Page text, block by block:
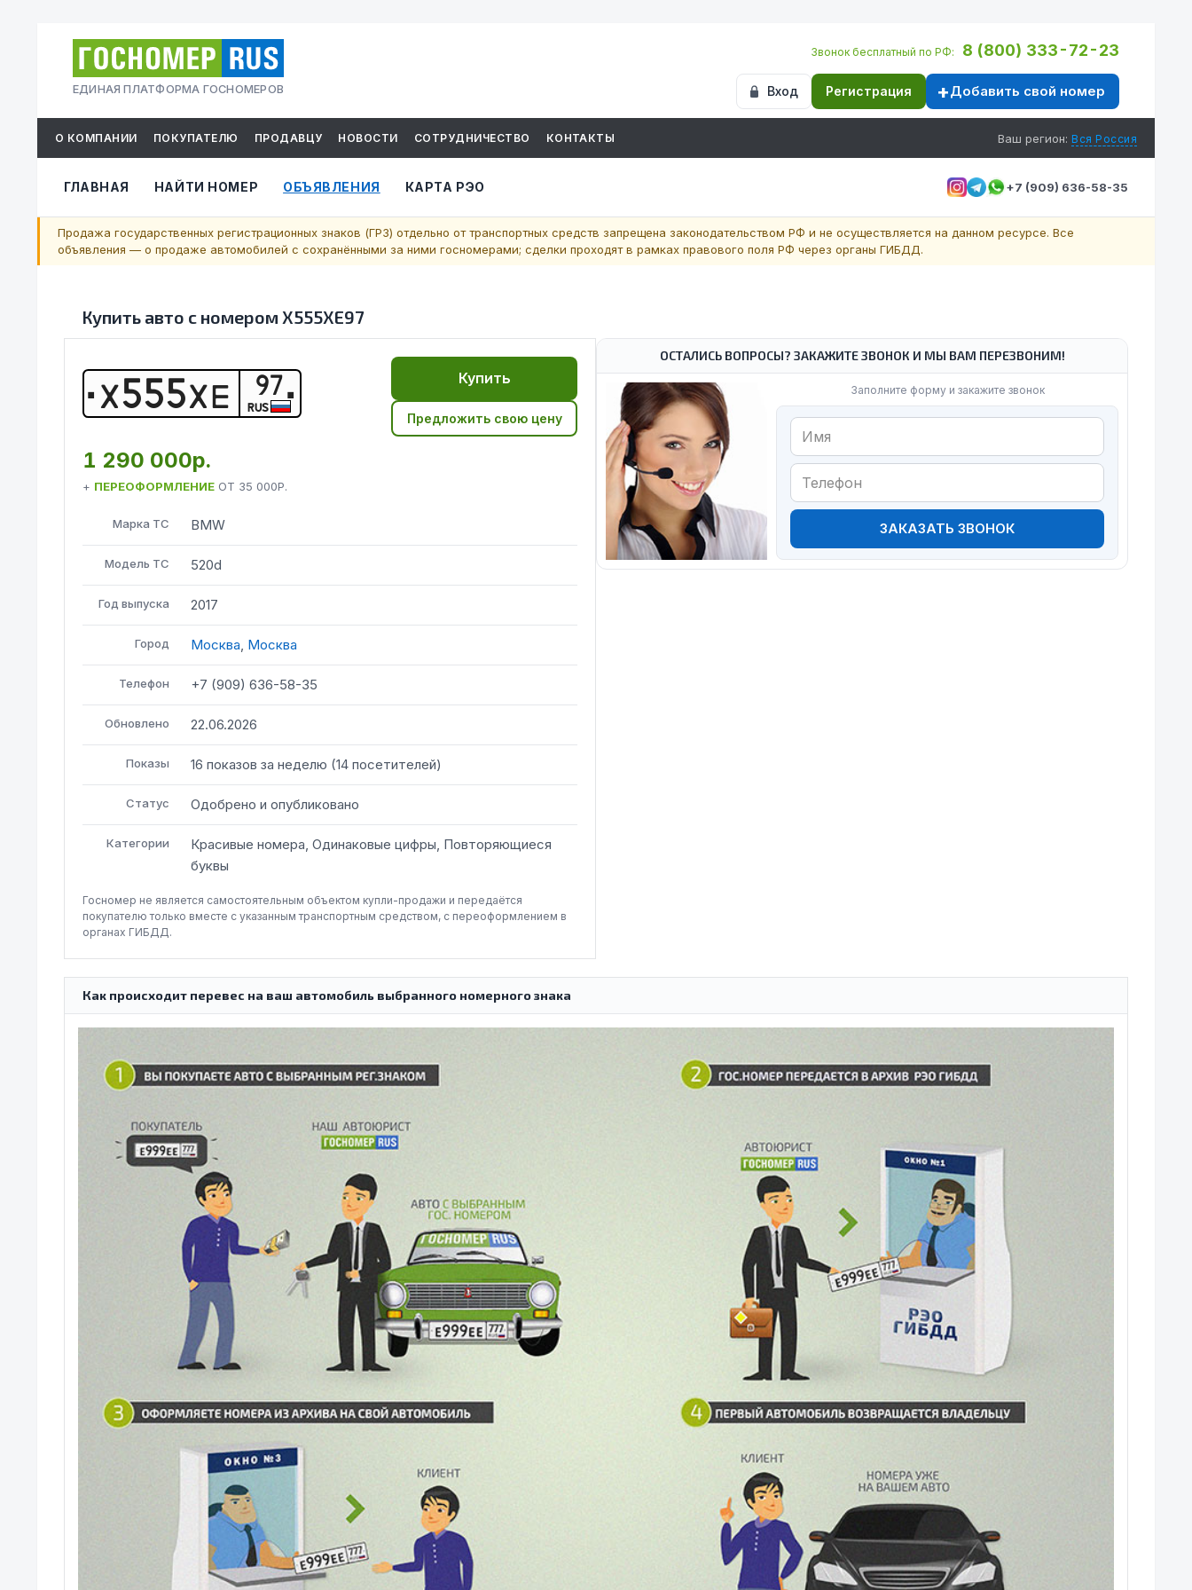
ЕДИНАЯ ПЛАТФОРМА ГОСНОМЕРОВ
Звонок бесплатный по РФ: 8 (800) 333-72-23
Вход Регистрация Добавить свой номер
О КОМПАНИИ ПОКУПАТЕЛЮ ПРОДАВЦУ НОВОСТИ СОТРУДНИЧЕСТВО КОНТАКТЫ Ваш регион: Вся Россия
ГЛАВНАЯ НАЙТИ НОМЕР ОБЪЯВЛЕНИЯ КАРТА РЭО +7 (909) 636-58-35
Продажа государственных регистрационных знаков (ГРЗ) отдельно от транспортных средств запрещена законодательством РФ и не осуществляется на данном ресурсе. Все
объявления — о продаже автомобилей с сохранёнными за ними госномерами; сделки проходят в рамках правового поля РФ через органы ГИБДД.
Купить авто с номером Х555ХЕ97
Х555ХЕ 97
RUS
Купить
Предложить свою цену
1 290 000р.
+ ПЕРЕОФОРМЛЕНИЕ ОТ 35 000Р.
Марка ТС BMW
Модель ТС 520d
Год выпуска 2017
Город Москва, Москва
Телефон +7 (909) 636-58-35
Обновлено 22.06.2026
Показы 16 показов за неделю (14 посетителей)
Статус Одобрено и опубликовано
Категории
Красивые номера, Одинаковые цифры, Повторяющиеся
буквы
Госномер не является самостоятельным объектом купли-продажи и передаётся
покупателю только вместе с указанным транспортным средством, с переоформлением в
органах ГИБДД.
ОСТАЛИСЬ ВОПРОСЫ? ЗАКАЖИТЕ ЗВОНОК И МЫ ВАМ ПЕРЕЗВОНИМ!
Заполните форму и закажите звонок
ЗАКАЗАТЬ ЗВОНОК
Как происходит перевес на ваш автомобиль выбранного номерного знака